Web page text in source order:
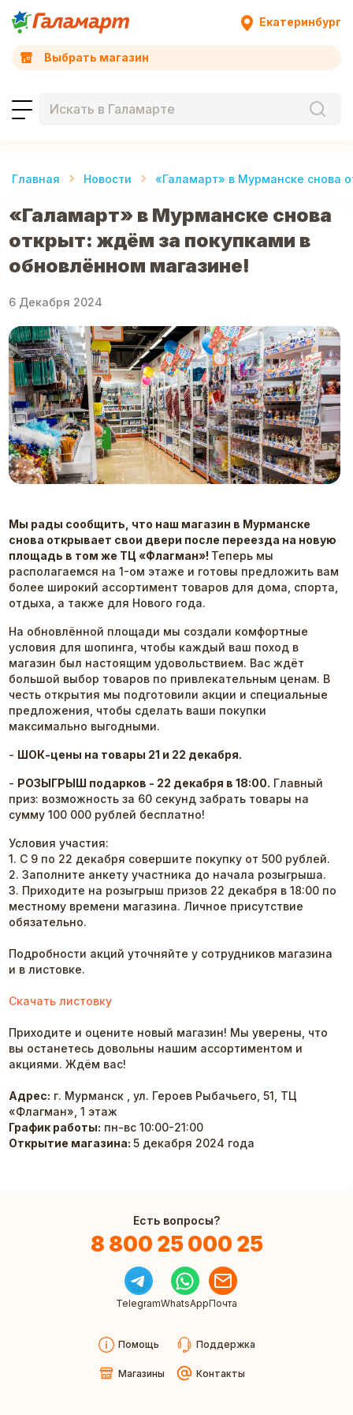
Екатеринбург
Выбрать магазин
Главная Новости «Галамарт» в Мурманске снова
«Галамарт» в Мурманске снова
открыт: ждём за покупками в
обновлённом магазине!
6 Декабря 2024
Мы рады сообщить, что наш магазин в Мурманске
снова открывает свои двери после переезда на новую
площадь в том же ТЦ «Флагман»! Теперь мы
располагаемся на 1-ом этаже и готовы предложить вам
более широкий ассортимент товаров для дома, спорта,
отдыха, а также для Нового года.
На обновлённой площади мы создали комфортные
условия для шопинга, чтобы каждый ваш поход в
магазин был настоящим удовольствием. Вас ждёт
большой выбор товаров по привлекательным ценам. В
честь открытия мы подготовили акции и специальные
предложения, чтобы сделать ваши покупки
максимально выгодными.
- ШОК-цены на товары 21 и 22 декабря.
- РОЗЫГРЫШ подарков - 22 декабря в 18:00. Главный
приз: возможность за 60 секунд забрать товары на
сумму 100 000 рублей бесплатно!
Условия участия:
1. С 9 по 22 декабря совершите покупку от 500 рублей.
2. Заполните анкету участника до начала розыгрыша.
3. Приходите на розыгрыш призов 22 декабря в 18:00 по
местному времени магазина. Личное присутствие
обязательно.
Подробности акций уточняйте у сотрудников магазина
и в листовке.
​Скачать листовку​
Приходите и оцените новый магазин! Мы уверены, что
вы останетесь довольны нашим ассортиментом и
акциями. Ждём вас!
Адрес: г. Мурманск , ул. Героев Рыбачьего, 51, ТЦ
«Флагман», 1 этаж
График работы: пн-вс 10:00-21:00
Открытие магазина: 5 декабря 2024 года
Есть вопросы?
8 800 25 000 25
TelegramWhatsAppПочта
Помощь Поддержка
Магазины Контакты